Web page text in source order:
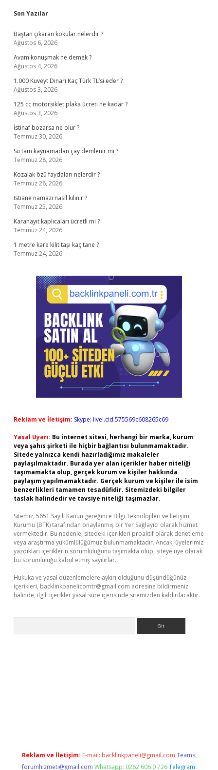
Sidebar
Son Yazılar
Baştan çıkaran kokular nelerdir ?
Ağustos 6, 2026
Avam konuşmak ne demek ?
Ağustos 4, 2026
1.000 Kuveyt Dinarı Kaç Türk TL’si eder ?
Ağustos 3, 2026
125 cc motorsiklet plaka ücreti ne kadar ?
Ağustos 3, 2026
İstinaf bozarsa ne olur ?
Temmuz 30, 2026
Su tam kaynamadan çay demlenir mi ?
Temmuz 28, 2026
Kozalak özü faydaları nelerdir ?
Temmuz 26, 2026
Istiane namazı nasıl kılınır ?
Temmuz 25, 2026
Karahayıt kaplıcaları ücretli mi ?
Temmuz 24, 2026
1 metre kare kilit taşı kaç tane ?
Temmuz 24, 2026
Reklam ve İletişim: Skype: live:.cid.575569c608265c69
Yasal Uyarı: Bu internet sitesi, herhangi bir marka, kurum
veya şahıs şirketi ile hiçbir bağlantısı bulunmamaktadır.
Sitede yalnızca kendi hazırladığımız makaleler
paylaşılmaktadır. Burada yer alan içerikler haber niteliği
taşımamakta olup, gerçek kurum ve kişiler hakkında
paylaşım yapılmamaktadır. Gerçek kurum ve kişiler ile isim
benzerlikleri tamamen tesadüfidir. Sitemizdeki bilgiler
taslak halindedir ve tavsiye niteliği taşımazlar.
Sitemiz, 5651 Sayılı Kanun gereğince Bilgi Teknolojileri ve İletişim
Kurumu (BTK) tarafından onaylanmış bir Yer Sağlayıcı olarak hizmet
vermektedir. Bu nedenle, sitedeki içerikleri proaktif olarak denetleme
veya araştırma yükümlülüğümüz bulunmamaktadır. Ancak, üyelerimiz
yazdıkları içeriklerin sorumluluğunu taşımakta olup, siteye üye olarak
bu sorumluluğu kabul etmiş sayılırlar.
Hukuka ve yasal düzenlemelere aykırı olduğunu düşündüğünüz
içerikleri, backlinkpanelicomtr@gmail.com adresine bildirmeniz
halinde, ilgili içerikler yasal süre içerisinde sitemizden kaldırılacaktır.
Reklam ve İletişim: E-mail: backlinkpaneli@gmail.com Teams:
forumhizmeti@gmail.com Whatsapp: 0262 606 0 726 Telegram: